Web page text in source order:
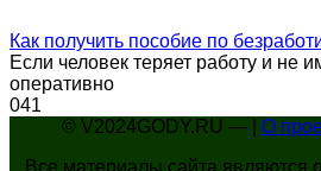
Как получить пособие по
Если человек теряет работу и не
оперативно
041
© V2024GODY.RU — | О
Все материалы сайта являются